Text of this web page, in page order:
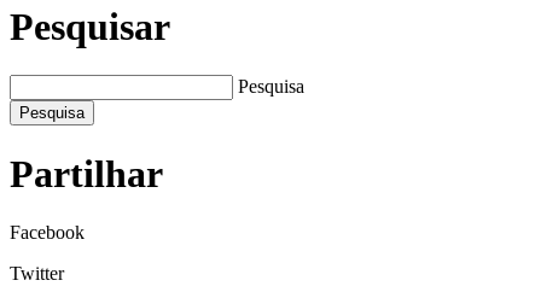
Pesquisar
Pesquisa
Pesquisa
Partilhar
Facebook
Twitter